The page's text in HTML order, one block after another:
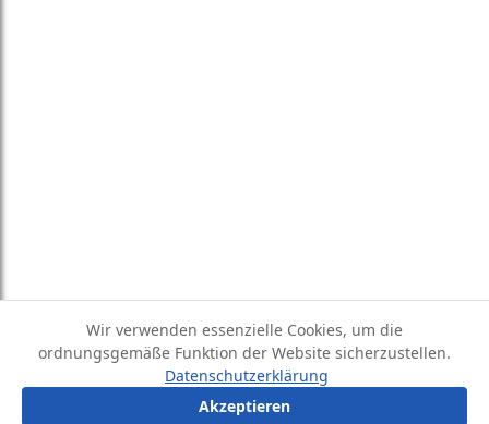
Wir verwenden essenzielle Cookies, um die
ordnungsgemäße Funktion der Website sicherzustellen.
Datenschutzerklärung
Akzeptieren